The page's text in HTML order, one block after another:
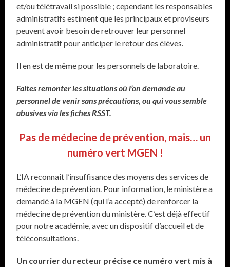
et/ou télétravail si possible ; cependant les responsables
administratifs estiment que les principaux et proviseurs
peuvent avoir besoin de retrouver leur personnel
administratif pour anticiper le retour des élèves.
Il en est de même pour les personnels de laboratoire.
Faites remonter les situations où l’on demande au
personnel de venir sans précautions, ou qui vous semble
abusives via les fiches RSST.
Pas de médecine de prévention, mais… un
numéro vert MGEN !
L’IA reconnaît l’insuffisance des moyens des services de
médecine de prévention. Pour information, le ministère a
demandé à la MGEN (qui l’a accepté) de renforcer la
médecine de prévention du ministère. C’est déjà effectif
pour notre académie, avec un dispositif d’accueil et de
téléconsultations.
Un courrier du recteur précise ce numéro vert mis à